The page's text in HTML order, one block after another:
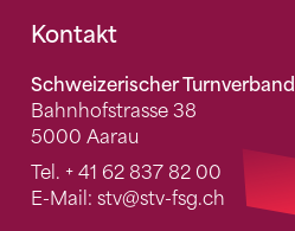
Fusszeile
Kontakt
Schweizerischer Turnverband
Bahnhofstrasse 38
5000 Aarau
Tel. + 41 62 837 82 00
E-Mail: stv@stv-fsg.ch